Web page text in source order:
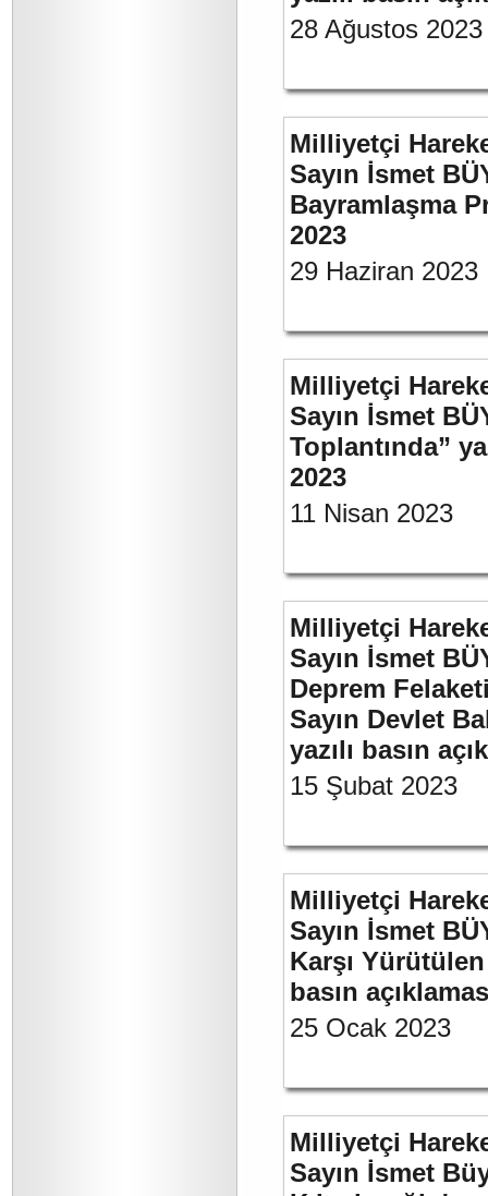
28 Ağustos 2023
Milliyetçi
Sayın İsmet
Bayramlaşma
2023
29 Haziran 2023
Milliyetçi
Sayın İsmet
Toplantında”
2023
11 Nisan 2023
Milliyetçi
Sayın İsmet
Deprem
Sayın Devlet
yazılı basın
15 Şubat 2023
Milliyetçi
Sayın İsmet
Karşı Yürütülen
basın
25 Ocak 2023
Milliyetçi
Sayın İsmet